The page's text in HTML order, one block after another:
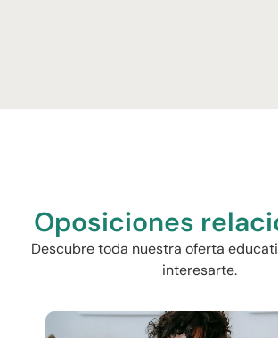
Oposiciones
Descubre toda nuestra oferta
interesarte.